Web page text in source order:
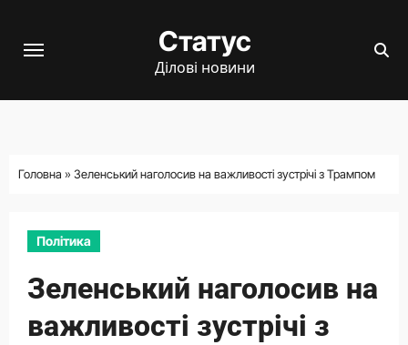
Статус
Ділові новини
Головна » Зеленський наголосив на важливості зустрічі з Трампом
Політика
Зеленський наголосив на
важливості зустрічі з